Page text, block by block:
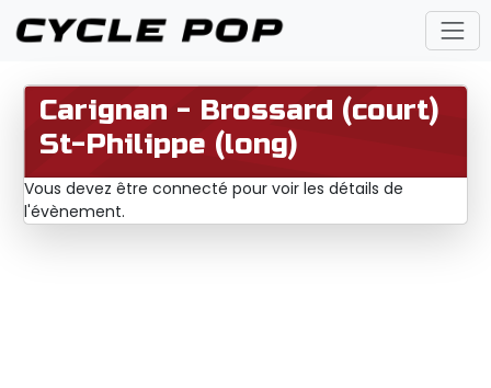
Carignan - Brossard (court)
St-Philippe (long)
Vous devez être connecté pour voir les détails de
l'évènement.